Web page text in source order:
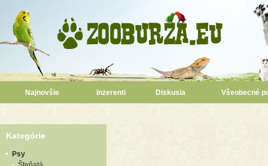
Najnovšie Inzerenti Diskusia Všeobecné
Kategórie
Psy